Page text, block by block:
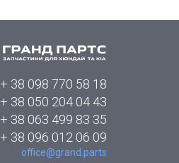
+ 38 098 770 58 18
+ 38 050 204 04 43
+ 38 063 499 83 35
+ 38 096 012 06 09
office@grand.parts